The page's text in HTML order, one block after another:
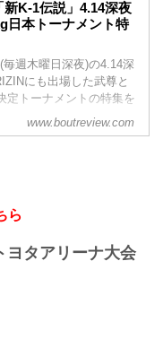
新K-1伝説」4.14深夜
日本トーナメント特
毎週木曜日深夜)の4.14深
にも出場した武尊と
定トーナメントの特集を
www.boutreview.com
ら
ヨタアリーナ大会